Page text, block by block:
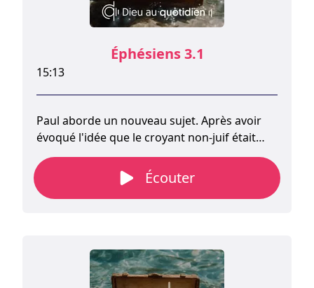
Éphésiens 3.1
15:13
Paul aborde un nouveau sujet. Après avoir
évoqué l'idée que le croyant non-juif était
désormais un « homme nouveau » (ce qui
s'applique également au croyant juif), il
explique comment Dieu lui a révélé de
Écouter